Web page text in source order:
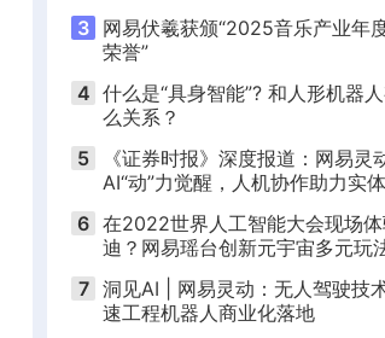
3 网易伏羲获颁“2025音乐产业年
荣誉”
4 什么是“具身智能”? 和人形机器
么关系？
5
《证券时报》深度报道：网易灵
AI“动”力觉醒，人机协作助力实
6 在2022世界人工智能大会现场
迪？网易瑶台创新元宇宙多元玩
7 洞见AI | 网易灵动：无人驾驶技
速工程机器人商业化落地